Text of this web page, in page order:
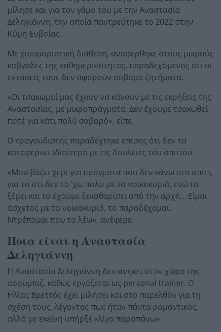
μίλησε και για τον γάμο του με την Αναστασία
Δεληγιάννη, την οποία παντρεύτηκε το 2022 στην
Κύμη Ευβοίας.
Με χιουμοριστική διάθεση, αναφέρθηκε στους μικρούς
καβγάδες της καθημερινότητας, παραδεχόμενος ότι οι
εντάσεις τους δεν αφορούν σοβαρά ζητήματα.
«Οι τσακωμοί μας έχουν να κάνουν με τις εκρήξεις της
Αναστασίας, με μικροπράγματα. Δεν έχουμε τσακωθεί
ποτέ για κάτι πολύ σοβαρό», είπε.
Ο τραγουδιστής παραδέχτηκε επίσης ότι δεν τα
καταφέρνει ιδιαίτερα με τις δουλειές του σπιτιού.
«Μου βάζει χέρι για πράγματα που δεν κάνω στο σπίτι,
για το ότι δεν το ’χω πολύ με το νοικοκυριό, ενώ το
ξέρει και το έχουμε ξεκαθαρίσει από την αρχή… Είμαι
άσχετος με το νοικοκυριό, το παραδέχομαι.
Ντρέπομαι που το λέω», ανέφερε.
Ποια είναι η Αναστασία
Δεληγιάννη
Η Αναστασία Δεληγιάννη δεν ανήκει στον χώρο της
σόουμπιζ, καθώς εργάζεται ως personal trainer. Ο
Ηλίας Βρεττός έχει μιλήσει και στο παρελθόν για τη
σχέση τους, λέγοντας πως ήταν πάντα ρομαντικός,
αλλά με εκείνη υπήρξε «λίγο παραπάνω».